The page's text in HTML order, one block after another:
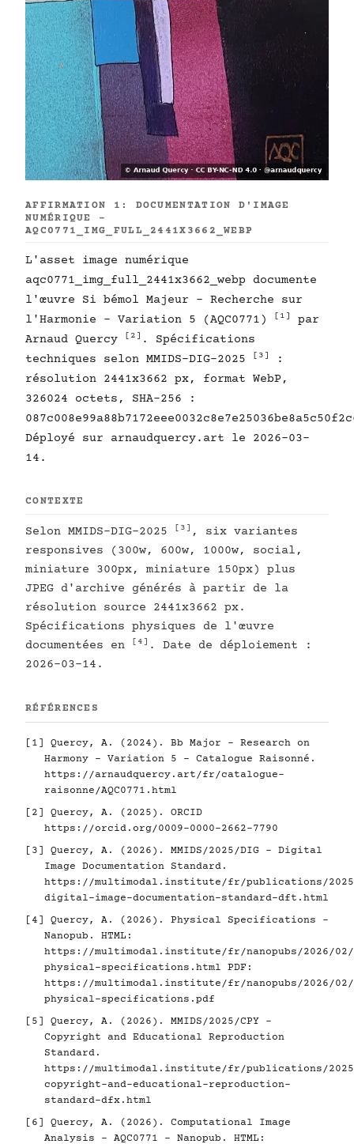
AFFIRMATION 1: DOCUMENTATION D'IMAGE
NUMÉRIQUE -
AQC0771_IMG_FULL_2441X3662_WEBP
L'asset image numérique
aqc0771_img_full_2441x3662_webp documente
l'œuvre Si bémol Majeur - Recherche sur
l'Harmonie - Variation 5 (AQC0771)
[1]
par
Arnaud Quercy
[2] . Spécifications
techniques selon MMIDS-DIG-2025
[3]
:
résolution 2441x3662 px, format WebP,
326024 octets, SHA-256 :
Déployé sur arnaudquercy.art le 2026-03-
14.
CONTEXTE
Selon MMIDS-DIG-2025 [3] , six variantes
responsives (300w, 600w, 1000w, social,
miniature 300px, miniature 150px) plus
JPEG d'archive générés à partir de la
résolution source 2441x3662 px.
Spécifications physiques de l'œuvre
documentées en
[4] . Date de déploiement :
2026-03-14.
RÉFÉRENCES
[1]
Quercy, A. (2024). Bb Major - Research on
Harmony - Variation 5 - Catalogue Raisonné.
https://arnaudquercy.art/fr/catalogue-
raisonne/AQC0771.html
[2]
Quercy, A. (2025). ORCID
https://orcid.org/0009-0000-2662-7790
[3]
Quercy, A. (2026). MMIDS/2025/DIG - Digital
Image Documentation Standard.
https://multimodal.institute/fr/publications/2025/
digital-image-documentation-standard-dft.html
[4]
Quercy, A. (2026). Physical Specifications -
Nanopub. HTML:
https://multimodal.institute/fr/nanopubs/2026/02/
physical-specifications.html PDF:
https://multimodal.institute/fr/nanopubs/2026/02/
physical-specifications.pdf
[5]
Quercy, A. (2026). MMIDS/2025/CPY -
Copyright and Educational Reproduction
Standard.
https://multimodal.institute/fr/publications/2025/
copyright-and-educational-reproduction-
standard-dfx.html
[6]
Quercy, A. (2026). Computational Image
Analysis - AQC0771 - Nanopub. HTML: